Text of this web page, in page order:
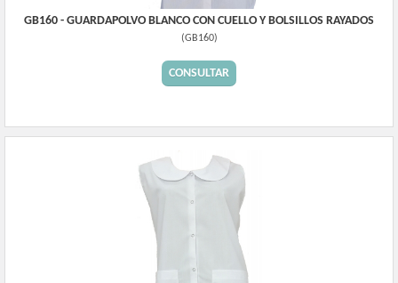
GB160 - GUARDAPOLVO BLANCO CON CUELLO Y BOLSILLOS RAYADOS
(GB160)
CONSULTAR